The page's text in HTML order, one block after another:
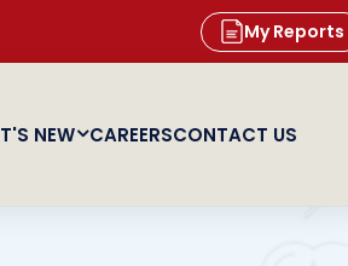
My Reports
NEW CAREERSCONTACT US